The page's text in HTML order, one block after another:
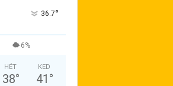
36.7°
6%
HÉT
38°
KED
41 °